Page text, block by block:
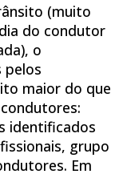
(muito
do condutor
o
pelos
maior do que
identificados
grupo
Em